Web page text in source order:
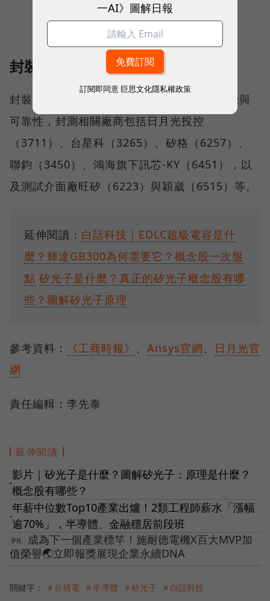
封裝測試
封裝測試是CPO的中下游，以確保產品的性能與
可靠性，封測相關廠商包括日月光投控
（3711）、台星科（3265）、矽格（6257）、
聯鈞（3450）、鴻海旗下訊芯-KY（6451），以
及測試介面廠旺矽（6223）與穎崴（6515）等。
延伸閱讀： 白話科技｜EDLC超級電容是什
麼？輝達GB300為何需要它？概念股一次盤
點 矽光子是什麼？真正的矽光子概念股有哪
些？圖解矽光子原理
參考資料： 《工商時報》 、 Ansys官網、
日月光官
網
責任編輯：李先泰
延伸閱讀
●
影片｜矽光子是什麼？圖解矽光子：原理是什麼？
概念股有哪些？
●
年薪中位數Top10產業出爐！2類工程師薪水「漲幅
逾70%」，半導體、金融穩居前段班
成為下一個產業標竿！施耐德電機X百大MVP加
值榮譽🌏立即報獎展現企業永續DNA
關鍵字： ＃台積電 ＃半導體 ＃矽光子 ＃白話科技
一AI》圖解日報
訂閱即同意 巨思文化隱私權政策